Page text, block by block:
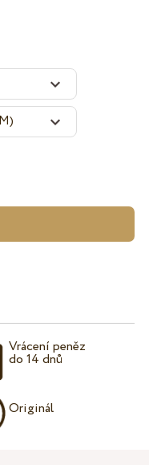
Vrácení peněz
do 14 dnů
Originál